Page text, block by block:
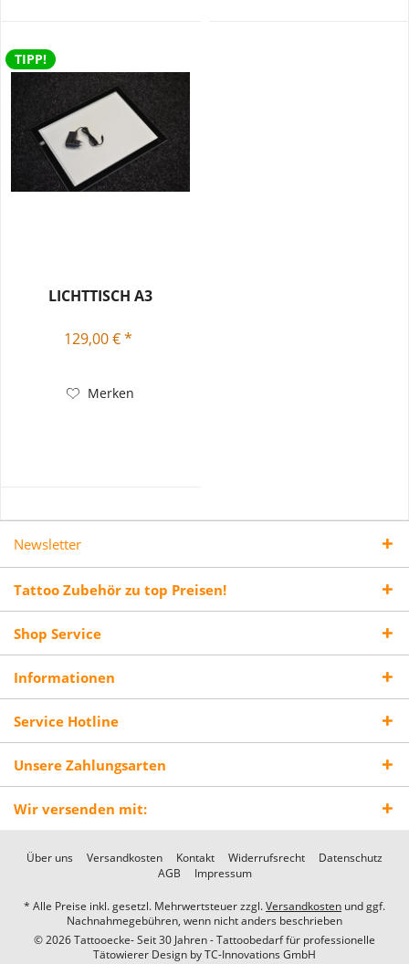
TIPP!
LICHTTISCH A3
129,00 € *
Merken
Newsletter
Tattoo Zubehör zu top Preisen!
Shop Service
Informationen
Service Hotline
Unsere Zahlungsarten
Wir versenden mit:
Über uns Versandkosten Kontakt Widerrufsrecht
Datenschutz
AGB
Impressum
* Alle Preise inkl. gesetzl. Mehrwertsteuer zzgl.Versandkosten und ggf.
Nachnahmegebühren, wenn nicht anders beschrieben
© 2026 Tattooecke- Seit 30 Jahren - Tattoobedarf für professionelle
Tätowierer Design byTC-Innovations GmbH